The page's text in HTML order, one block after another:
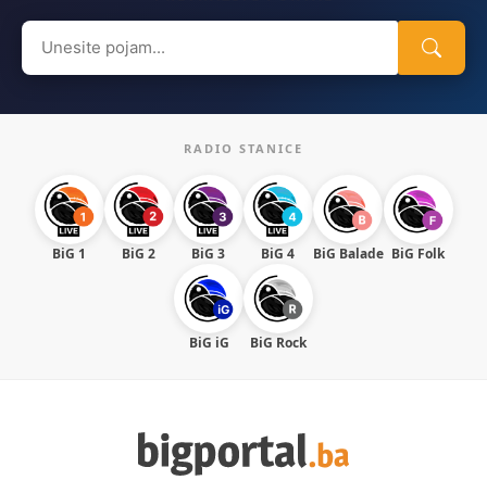
Search
for:
RADIO STANICE
BiG 1 BiG 2 BiG 3 BiG 4 BiG Balade BiG Folk
BiG iG BiG Rock